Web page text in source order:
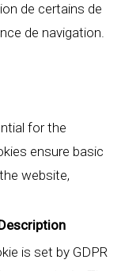
de certains de
de navigation.
for the
ensure basic
website,
Description
is set by GDPR